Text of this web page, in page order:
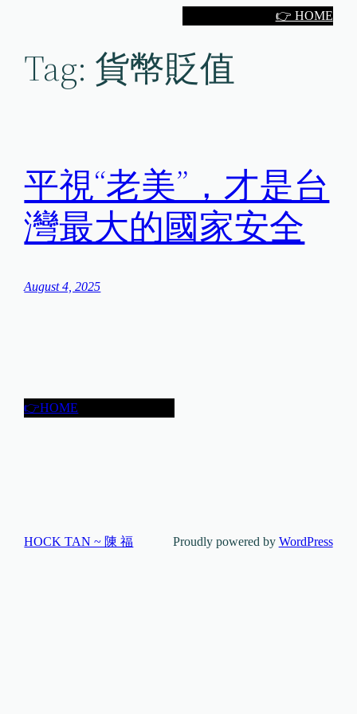
👉 HOME
Tag: 貨幣貶值
平視“老美”，才是台
灣最大的國家安全
August 4, 2025
👉HOME
HOCK TAN ~ 陳 福 Proudly powered by WordPress